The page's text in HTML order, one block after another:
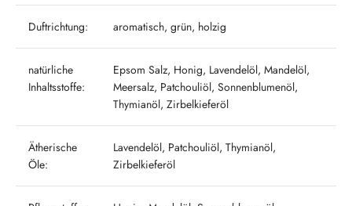
Duftrichtung: aromatisch, grün, holzig
natürliche
Inhaltsstoffe:
Epsom Salz, Honig, Lavendelöl, Mandelöl,
Meersalz, Patchouliöl, Sonnenblumenöl,
Thymianöl, Zirbelkieferöl
Ätherische
Öle:
Lavendelöl, Patchouliöl, Thymianöl,
Zirbelkieferöl